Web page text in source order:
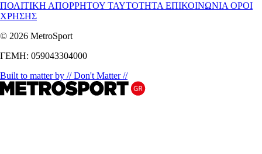
ΠΟΛΙΤΙΚΗ ΑΠΟΡΡΗΤΟΥ ΤΑΥΤΟΤΗΤΑ ΕΠΙΚΟΙΝΩΝΙΑ ΟΡΟΙ
ΧΡΗΣΗΣ
© 2026 MetroSport
ΓΕΜΗ: 059043304000
Built to matter by // Don't Matter //